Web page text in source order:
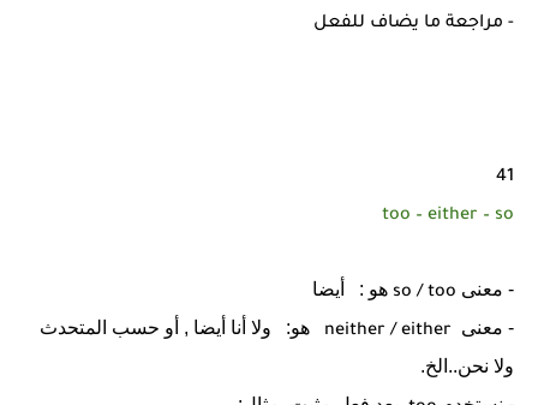
- مراجعة ما يضاف للفعل
41
too – either – so
- معنى so / too هو :
أيضا
- معنى
neither / either هو:
ولا أنا أيضا , أو حسب المتحدث
ولا نحن..الخ.